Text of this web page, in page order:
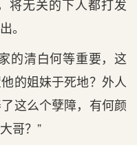
将无关的下人都打发
。
的清白何等重要，这
的姐妹于死地？外人
这么个孽障，有何颜
哥？”